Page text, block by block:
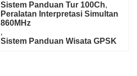
Sistem Panduan Tur 100Ch,
Peralatan Interpretasi Simultan
860MHz
,
Sistem Panduan Wisata GPSK